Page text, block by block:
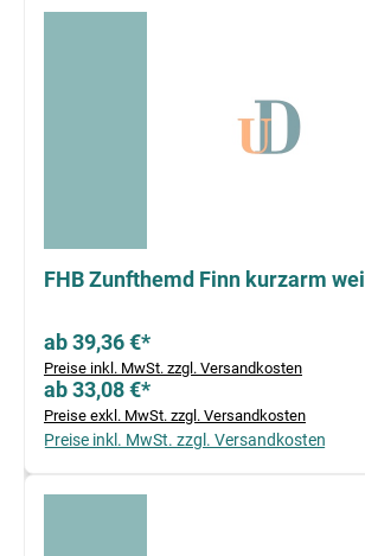
FHB Zunfthemd Finn kurzarm
ab 39,36 €*
Preise inkl. MwSt. zzgl. Versandkosten
ab 33,08 €*
Preise exkl. MwSt. zzgl. Versandkosten
Preise inkl. MwSt. zzgl. Versandkosten